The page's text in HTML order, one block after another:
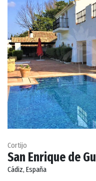
Cortijo
San Enrique de
Cádiz, España